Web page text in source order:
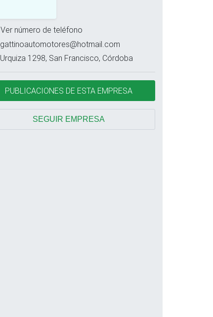
Ver número de teléfono
gattinoautomotores@hotmail.com
Urquiza 1298, San Francisco, Córdoba
PUBLICACIONES DE ESTA EMPRESA
SEGUIR EMPRESA